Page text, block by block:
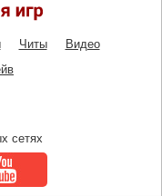
Читы
Видео
сетях